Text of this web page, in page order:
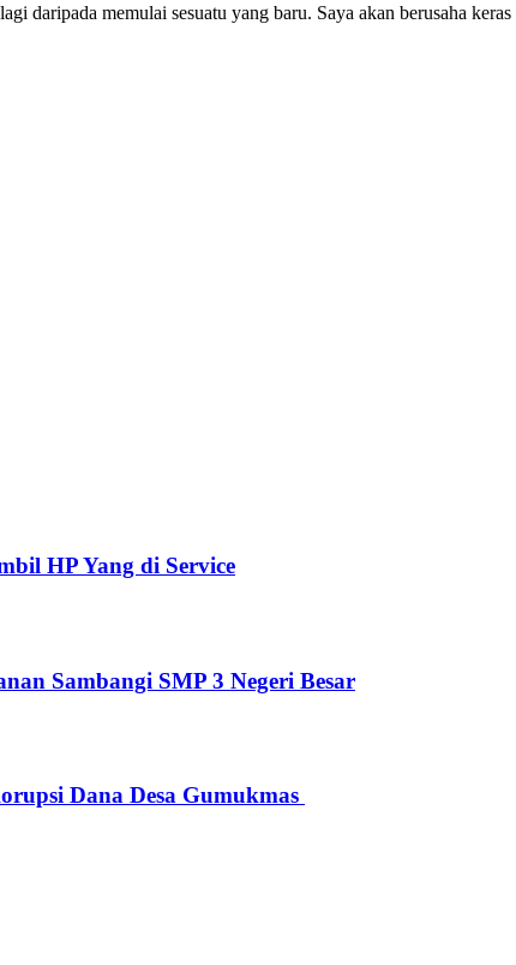
daripada memulai sesuatu yang baru. Saya akan berusaha
HP Yang di Service
Sambangi SMP 3 Negeri Besar
Dana Desa Gumukmas